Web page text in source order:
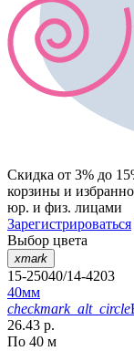
Скидка от 3% до
корзины и
юр. и физ. лицами
Зарегистрироваться
Выбор цвета
xmark
15-25040/14-4203
40мм
checkmark_alt_circle
26.43 р.
По 40 м